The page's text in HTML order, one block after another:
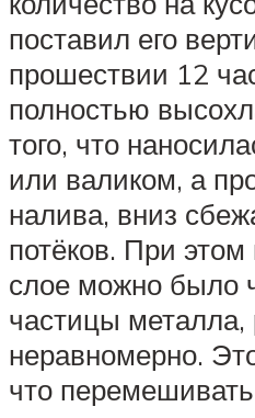
поставил его
прошествии 12
полностью
того, что
или валиком, а
налива, вниз
потёков. При
слое можно было
частицы
неравномерно.
что